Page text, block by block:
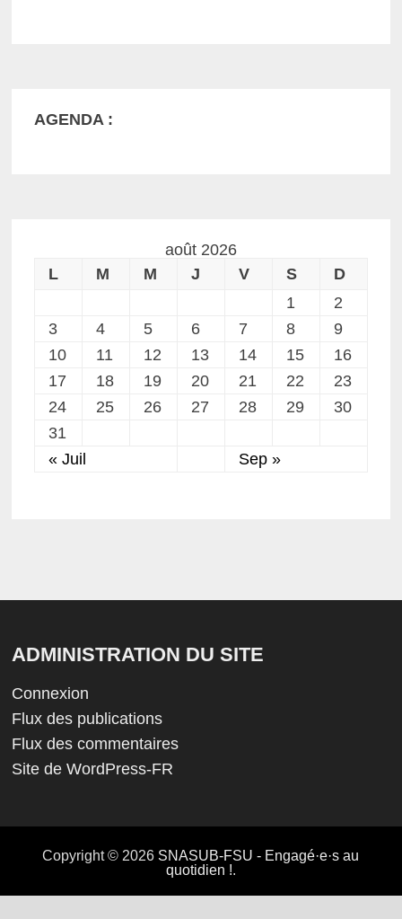
AGENDA :
août 2026
L
M M J V S
D
1
2
3
4 5 6 7 8
9
10
11 12 13 14 15
16
17
18 19 20 21 22
23
24
25 26 27 28 29
30
31
« Juil
Sep »
ADMINISTRATION DU SITE
Connexion
Flux des publications
Flux des commentaires
Site de WordPress-FR
Copyright © 2026 SNASUB-FSU - Engagé·e·s au
quotidien !.